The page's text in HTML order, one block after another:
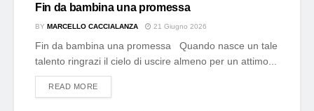
Fin da bambina una promessa
BY MARCELLO CACCIALANZA 21 Giugno 2026
Fin da bambina una promessa Quando nasce un tale
talento ringrazi il cielo di uscire almeno per un attimo...
READ MOREDETAILS